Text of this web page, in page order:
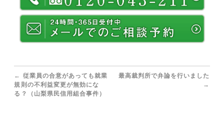
← 従業員の合意があっても就業
規則の不利益変更が無効にな
る？（山梨県民信用組合事件）
最高裁判所で弁論を行いました
→